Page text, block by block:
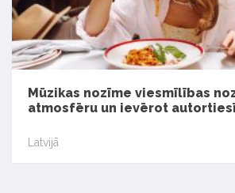
Mūzikas nozīme viesmīlības
atmosfēru un ievērot
Latvijā